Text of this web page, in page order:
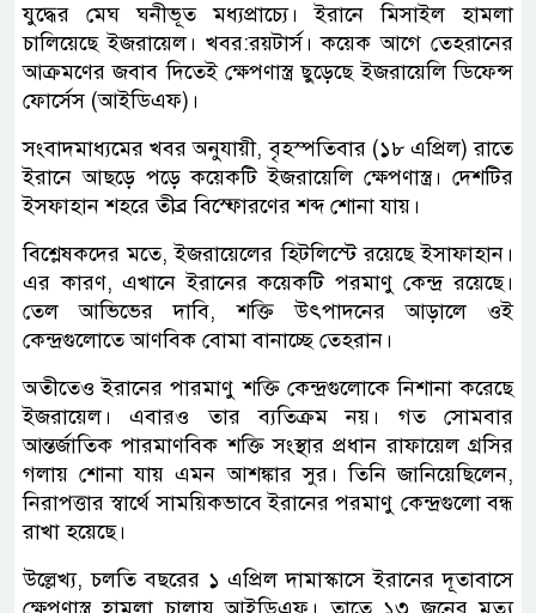
যুদ্ধের মেঘ ঘনীভূত মধ্যপ্রাচ্যে। ইরানে মিসাইল হামলা
চালিয়েছে ইজরায়েল। খবর:রয়টার্স। কয়েক আগে তেহরানের
আক্রমণের জবাব দিতেই ক্ষেপণাস্ত্র ছুড়েছে ইজরায়েলি ডিফেন্স
ফোর্সেস (আইডিএফ)।
সংবাদমাধ্যমের খবর অনুযায়ী, বৃহস্পতিবার (১৮ এপ্রিল) রাতে
ইরানে আছড়ে পড়ে কয়েকটি ইজরায়েলি ক্ষেপণাস্ত্র। দেশটির
ইসফাহান শহরে তীব্র বিস্ফোরণের শব্দ শোনা যায়।
বিশ্লেষকদের মতে, ইজরায়েলের হিটলিস্টে রয়েছে ইসাফাহান।
এর কারণ, এখানে ইরানের কয়েকটি পরমাণু কেন্দ্র রয়েছে।
তেল আভিভের দাবি, শক্তি উৎপাদনের আড়ালে ওই
কেন্দ্রগুলোতে আণবিক বোমা বানাচ্ছে তেহরান।
অতীতেও ইরানের পারমাণু শক্তি কেন্দ্রগুলোকে নিশানা করেছে
ইজরায়েল। এবারও তার ব্যতিক্রম নয়। গত সোমবার
আন্তর্জাতিক পারমাণবিক শক্তি সংস্থার প্রধান রাফায়েল গ্রসির
গলায় শোনা যায় এমন আশঙ্কার সুর। তিনি জানিয়েছিলেন,
নিরাপত্তার স্বার্থে সাময়িকভাবে ইরানের পরমাণু কেন্দ্রগুলো বন্ধ
রাখা হয়েছে।
উল্লেখ্য, চলতি বছরের ১ এপ্রিল দামাস্কাসে ইরানের দূতাবাসে